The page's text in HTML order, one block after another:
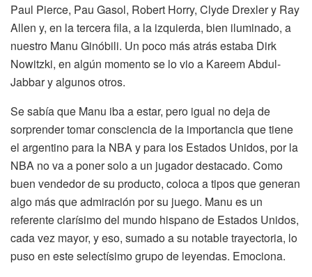
Paul Pierce, Pau Gasol, Robert Horry, Clyde Drexler y Ray
Allen y, en la tercera fila, a la izquierda, bien iluminado, a
nuestro Manu Ginóbili. Un poco más atrás estaba Dirk
Nowitzki, en algún momento se lo vio a Kareem Abdul-
Jabbar y algunos otros.
Se sabía que Manu iba a estar, pero igual no deja de
sorprender tomar consciencia de la importancia que tiene
el argentino para la NBA y para los Estados Unidos, por la
NBA no va a poner solo a un jugador destacado. Como
buen vendedor de su producto, coloca a tipos que generan
algo más que admiración por su juego. Manu es un
referente clarísimo del mundo hispano de Estados Unidos,
cada vez mayor, y eso, sumado a su notable trayectoria, lo
puso en este selectísimo grupo de leyendas. Emociona.